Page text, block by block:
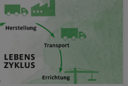
Texelgruppe